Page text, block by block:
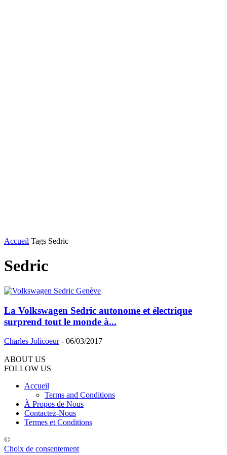
Accueil Tags Sedric
Sedric
La Volkswagen Sedric autonome et électrique
surprend tout le monde à...
Charles Jolicoeur - 06/03/2017
ABOUT US
FOLLOW US
Accueil
Terms and Conditions
À Propos de Nous
Contactez-Nous
Termes et Conditions
©
Choix de consentement